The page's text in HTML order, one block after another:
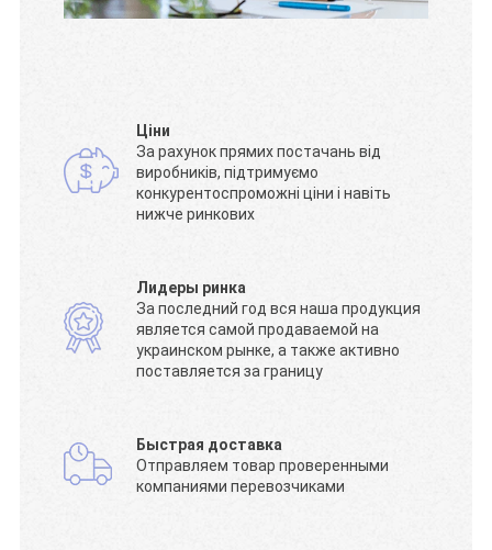
Ціни
За рахунок прямих постачань від
виробників, підтримуємо
конкурентоспроможні ціни і навіть
нижче ринкових
Лидеры ринка
За последний год вся наша продукция
является самой продаваемой на
украинском рынке, а также активно
поставляется за границу
Быстрая доставка
Отправляем товар проверенными
компаниями перевозчиками